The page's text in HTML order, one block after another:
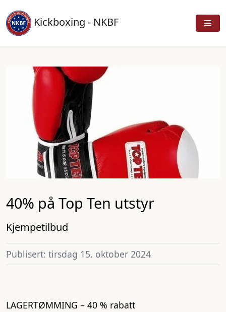
Kickboxing - NKBF
40% på Top Ten utstyr
Kjempetilbud
Publisert: tirsdag 15. oktober 2024
LAGERTØMMING – 40 % rabatt